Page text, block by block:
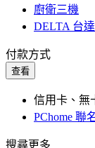
廚衛三機
DELTA 台
付款方式
查看
信用卡、無
PChome 聯
搜尋更多